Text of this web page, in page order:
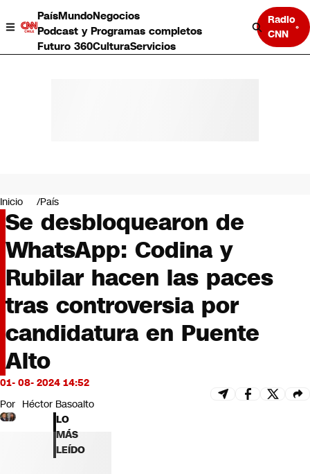
PaísMundoNegocios
Podcast y Programas completos
Futuro 360CulturaServicios
Radio
CNN
Negocios
Deportes
Programas completos
Cultura
Servicios
Bits
CNN tiempo
Futuro 360
Opinión
Inicio País
Se desbloquearon de
WhatsApp: Codina y
Rubilar hacen las paces
tras controversia por
candidatura en Puente
Alto
01- 08- 2024 14:52
Por Héctor Basoalto
LO
MÁS
LEÍDO